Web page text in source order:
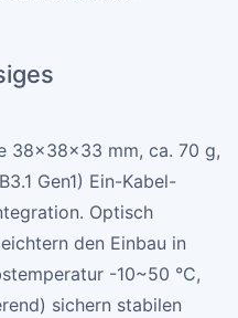
38×38×33 mm, ca. 70 g,
Gen1) Ein-Kabel-
Optisch
den Einbau in
-10~50 °C,
sichern stabilen